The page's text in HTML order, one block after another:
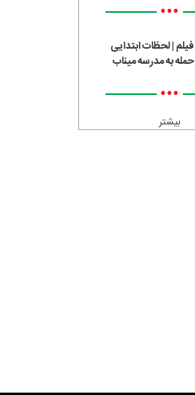
•••
فیلم | لحظات ابتدایی
حمله به مدرسه میناب
•••
بیشتر